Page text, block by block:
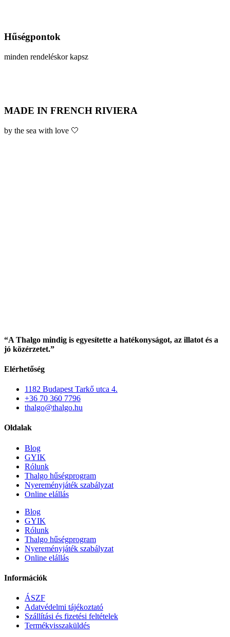
Hűségpontok
minden rendeléskor kapsz
MADE IN FRENCH RIVIERA
by the sea with love 🤍
“A Thalgo mindig is egyesítette a hatékonyságot, az illatot és a
jó közérzetet.”
Elérhetőség
1182 Budapest Tarkő utca 4.
+36 70 360 7796
thalgo@thalgo.hu
Oldalak
Blog
GYIK
Rólunk
Thalgo hűségprogram
Nyereményjáték szabályzat
Online elállás
Blog
GYIK
Rólunk
Thalgo hűségprogram
Nyereményjáték szabályzat
Online elállás
Információk
ÁSZF
Adatvédelmi tájékoztató
Szállítási és fizetési feltételek
Termékvisszaküldés